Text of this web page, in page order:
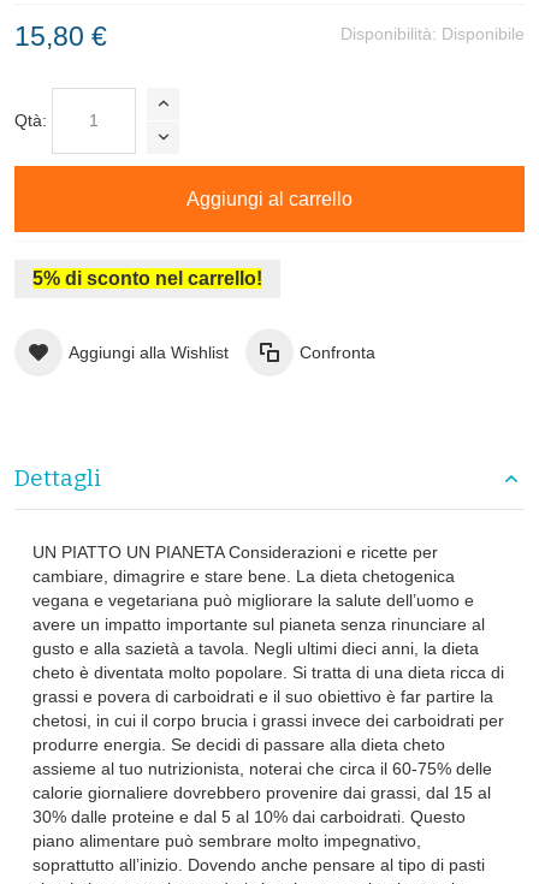
Disponibilità: Disponibile
15,80 €
Qtà:
Aggiungi al carrello
5% di sconto nel carrello!
Aggiungi alla Wishlist Confronta
Dettagli
UN PIATTO UN PIANETA Considerazioni e ricette per
cambiare, dimagrire e stare bene. La dieta chetogenica
vegana e vegetariana può migliorare la salute dell’uomo e
avere un impatto importante sul pianeta senza rinunciare al
gusto e alla sazietà a tavola. Negli ultimi dieci anni, la dieta
cheto è diventata molto popolare. Si tratta di una dieta ricca di
grassi e povera di carboidrati e il suo obiettivo è far partire la
chetosi, in cui il corpo brucia i grassi invece dei carboidrati per
produrre energia. Se decidi di passare alla dieta cheto
assieme al tuo nutrizionista, noterai che circa il 60-75% delle
calorie giornaliere dovrebbero provenire dai grassi, dal 15 al
30% dalle proteine e dal 5 al 10% dai carboidrati. Questo
piano alimentare può sembrare molto impegnativo,
soprattutto all’inizio. Dovendo anche pensare al tipo di pasti